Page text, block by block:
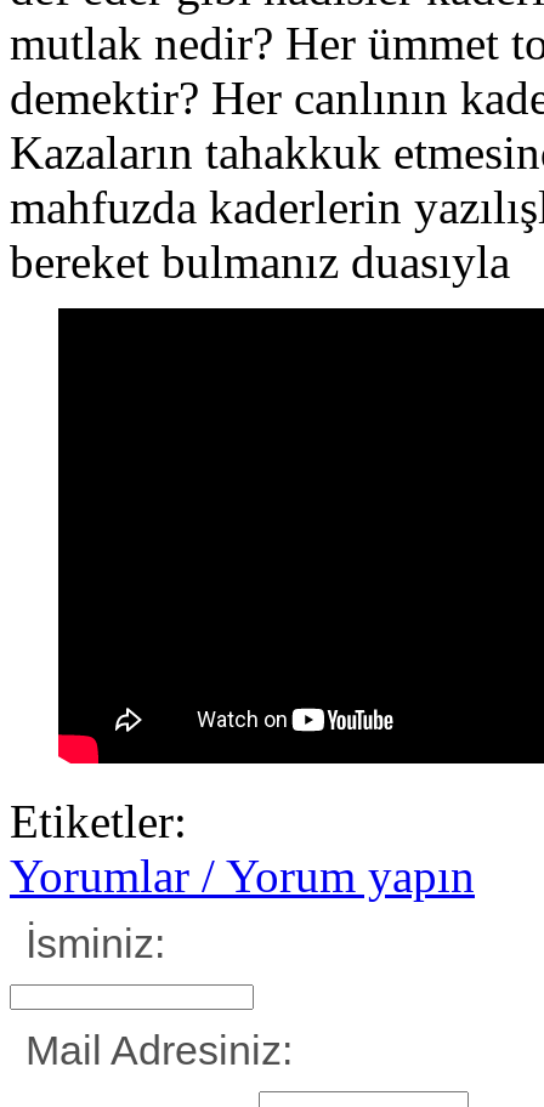
mutlak nedir? Her ümmet
demektir? Her canlının
Kazaların tahakkuk
mahfuzda kaderlerin
bereket bulmanız duasıyla
Etiketler:
Yorumlar / Yorum yapın
İsminiz:
Mail Adresiniz: